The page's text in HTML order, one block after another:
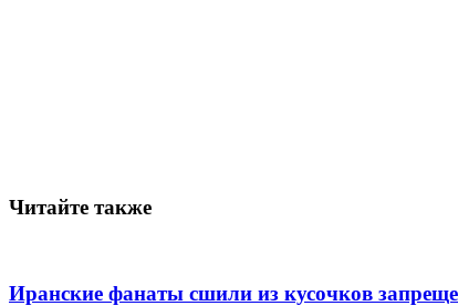
Читайте также
Иранские фанаты сшили из кусочков